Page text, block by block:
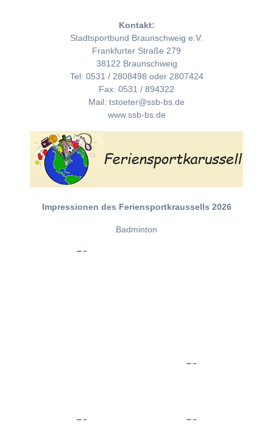
Kontakt:
Stadtsportbund Braunschweig e.V.
Frankfurter Straße 279
38122 Braunschweig
Tel: 0531 / 2808498 oder 2807424
Fax: 0531 / 894322
Mail: tstoeter@ssb-bs.de
www.ssb-bs.de
Impressionen des Feriensportkraussells 2026
Badminton